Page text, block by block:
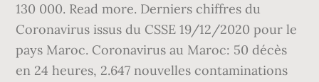
130 000. Read more. Derniers chiffres du
Coronavirus issus du CSSE 19/12/2020 pour le
pays Maroc. Coronavirus au Maroc: 50 décès
en 24 heures, 2.647 nouvelles contaminations